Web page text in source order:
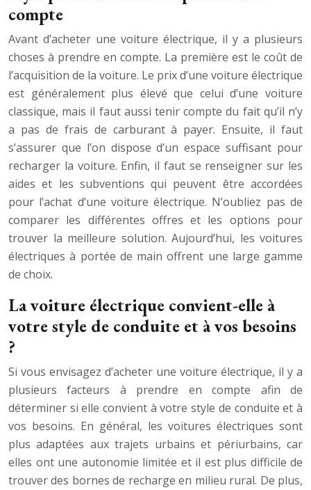
compte
Avant d’acheter une voiture électrique, il y a plusieurs
choses à prendre en compte. La première est le coût de
l’acquisition de la voiture. Le prix d’une voiture électrique
est généralement plus élevé que celui d’une voiture
classique, mais il faut aussi tenir compte du fait qu’il n’y
a pas de frais de carburant à payer. Ensuite, il faut
s’assurer que l’on dispose d’un espace suffisant pour
recharger la voiture. Enfin, il faut se renseigner sur les
aides et les subventions qui peuvent être accordées
pour l’achat d’une voiture électrique. N’oubliez pas de
comparer les différentes offres et les options pour
trouver la meilleure solution. Aujourd’hui, les voitures
électriques à portée de main offrent une large gamme
de choix.
La voiture électrique convient-elle à
votre style de conduite et à vos besoins
?
Si vous envisagez d’acheter une voiture électrique, il y a
plusieurs facteurs à prendre en compte afin de
déterminer si elle convient à votre style de conduite et à
vos besoins. En général, les voitures électriques sont
plus adaptées aux trajets urbains et périurbains, car
elles ont une autonomie limitée et il est plus difficile de
trouver des bornes de recharge en milieu rural. De plus,